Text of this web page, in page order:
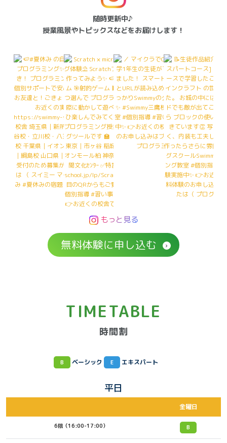
随時更新中♪
授業風景やトピックスなどをお届けします！
もっと見る
無料体験に申し込む
TIMETABLE
時間割
B ベーシック E エキスパート
平日
金曜日
6限（16:00-17:00） B